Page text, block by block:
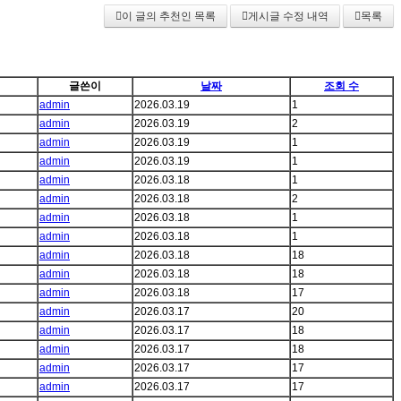
이 글의 추천인 목록 게시글 수정 내역 목록
글쓴이 날짜
조회 수
admin
2026.03.19
1
admin
2026.03.19
2
admin
2026.03.19
1
admin
2026.03.19
1
admin
2026.03.18
1
admin
2026.03.18
2
admin
2026.03.18
1
admin
2026.03.18
1
admin
2026.03.18
18
admin
2026.03.18
18
admin
2026.03.18
17
admin
2026.03.17
20
admin
2026.03.17
18
admin
2026.03.17
18
admin
2026.03.17
17
admin
2026.03.17
17